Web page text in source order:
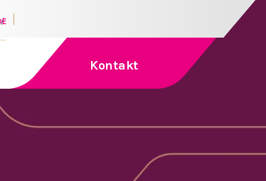
Kontakt